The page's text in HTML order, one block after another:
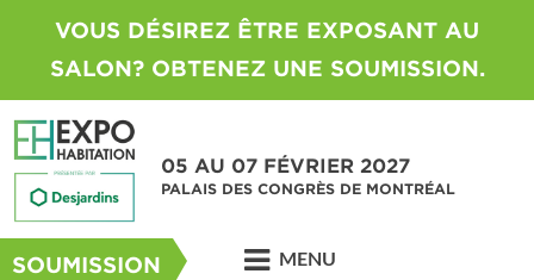
VOUS DÉSIREZ ÊTRE EXPOSANT AU
SALON? OBTENEZ UNE SOUMISSION.
05 AU 07 FÉVRIER 2027
PALAIS DES CONGRÈS DE MONTRÉAL
SOUMISSION MENU